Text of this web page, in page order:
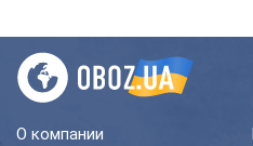
О компании